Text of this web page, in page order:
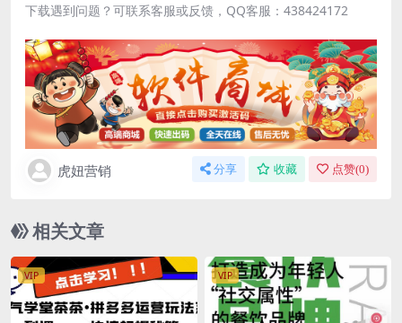
下载遇到问题？可联系客服或反馈，QQ客服：438424172
虎妞营销 分享 收藏 点赞(0)
相关文章
VIP VIP